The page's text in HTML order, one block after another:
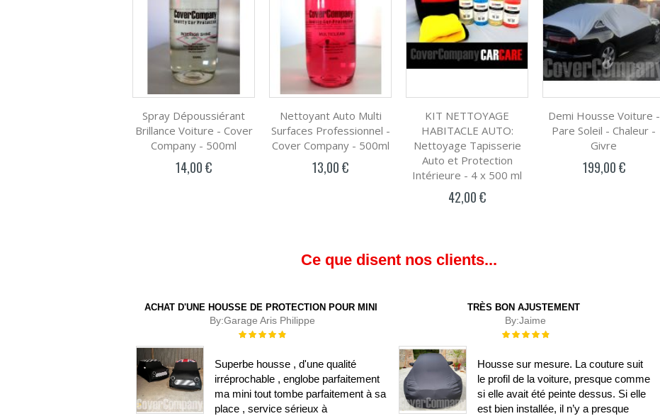
Spray Dépoussiérant
Brillance Voiture - Cover
Company - 500ml
14,00 €
Nettoyant Auto Multi
Surfaces Professionnel -
Cover Company - 500ml
13,00 €
KIT NETTOYAGE
HABITACLE AUTO:
Nettoyage Tapisserie
Auto et Protection
Intérieure - 4 x 500 ml
42,00 €
Demi Housse Voiture -
Pare Soleil - Chaleur -
Givre
199,00 €
Ce que disent nos clients...
ACHAT D'UNE HOUSSE DE PROTECTION POUR MINI
By:Garage Aris Philippe
Évaluation :
Superbe housse , d'une qualité
irréprochable , englobe parfaitement
ma mini tout tombe parfaitement à sa
place , service sérieux à
TRÈS BON AJUSTEMENT
By:Jaime
Évaluation :
Housse sur mesure. La couture suit
le profil de la voiture, presque comme
si elle avait été peinte dessus. Si elle
est bien installée, il n’y a presque